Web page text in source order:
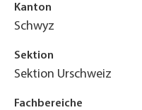
Kanton
Schwyz
Sektion
Sektion Urschweiz
Fachbereiche